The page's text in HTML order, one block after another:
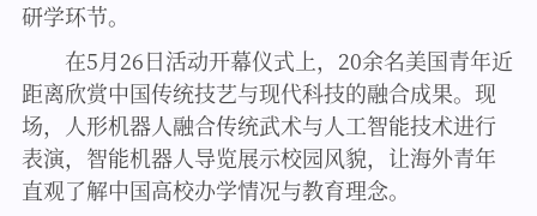
研学环节。
在5月26日活动开幕仪式上，20余名美国青年近
距离欣赏中国传统技艺与现代科技的融合成果。现
场，人形机器人融合传统武术与人工智能技术进行
表演，智能机器人导览展示校园风貌，让海外青年
直观了解中国高校办学情况与教育理念。